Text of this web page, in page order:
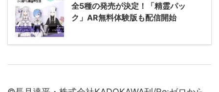
全5種の発売が決定！「精霊パッ
ク」AR無料体験版も配信開始